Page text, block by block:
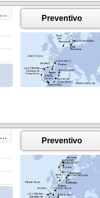
Preventivo
Preventivo